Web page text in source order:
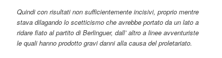
Quindi con risultati non sufficientemente incisivi, proprio mentre
stava dilagando lo scetticismo che avrebbe portato da un lato a
ridare fiato al partito di Berlinguer, dall’ altro a linee avventuriste
le quali hanno prodotto gravi danni alla causa del proletariato.